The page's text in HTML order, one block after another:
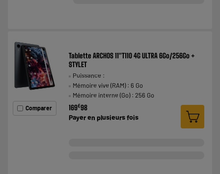
Comparer
Tablette ARCHOS 11"T110 4G ULTRA 6Go/256Go +
STYLET
Puissance :
Mémoire vive (RAM) : 6 Go
Mémoire interne (Go) : 256 Go
169€98
Payer enplusieurs fois